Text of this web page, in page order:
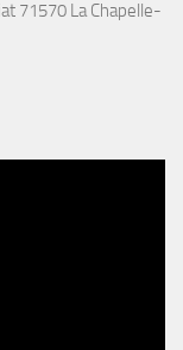
71570 La Chapelle-